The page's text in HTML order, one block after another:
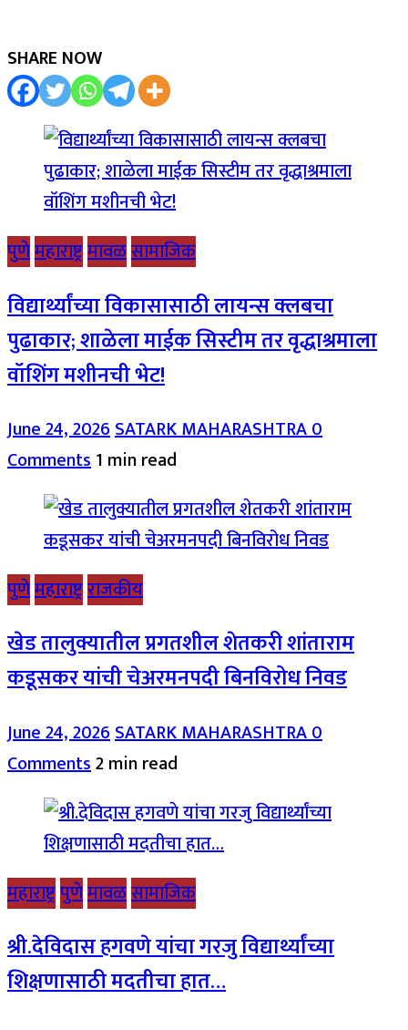
SHARE NOW
पुणेमहाराष्ट्रमावळसामाजिक
विद्यार्थ्यांच्या विकासासाठी लायन्स क्लबचा
पुढाकार; शाळेला माईक सिस्टीम तर वृद्धाश्रमाला
वॉशिंग मशीनची भेट!
June 24, 2026SATARK MAHARASHTRA0
Comments1 min read
पुणेमहाराष्ट्रराजकीय
खेड तालुक्यातील प्रगतशील शेतकरी शांताराम
कडूसकर यांची चेअरमनपदी बिनविरोध निवड
June 24, 2026SATARK MAHARASHTRA0
Comments2 min read
महाराष्ट्रपुणेमावळसामाजिक
श्री.देविदास हगवणे यांचा गरजु विद्यार्थ्यांच्या
शिक्षणासाठी मदतीचा हात…